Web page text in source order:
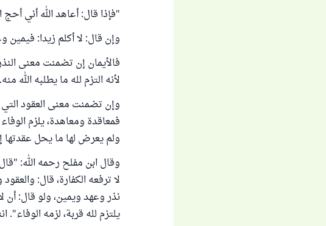
"فإذا قال: أعاهد الله أني
وإن قال: لا أكلم زيدا: فيمين
‌فالأيمان ‌إن ‌تضمنت ‌معنى
لأنه التزم لله ما يطلبه الله منه.
وإن تضمنت معنى العقود التي
فمعاقدة ومعاهدة، يلزم
ولم يعرض لها ما يحل عقدتها
وقال ابن مفلح رحمه الله:
لا ترفعه الكفارة، قال:
نذر وعهد ويمين، ولو قال: أن
يلتزم لله قربة، لزمه الوفاء".